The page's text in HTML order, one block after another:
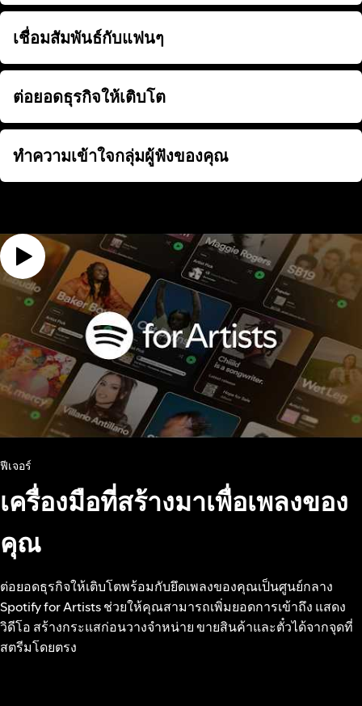
เชื่อมสัมพันธ์กับแฟนๆ
เชื่อมสัมพันธ์กับแฟนๆ
ต่อยอดธุรกิจให้เติบโต
ต่อยอดธุรกิจให้เติบโต
ทำความเข้าใจกลุ่มผู้ฟังของคุณ
ทำความเข้าใจกลุ่มผู้ฟังของคุณ
ฟีเจอร์
เครื่องมือที่สร้างมาเพื่อเพลงของ
คุณ
ต่อยอดธุรกิจให้เติบโตพร้อมกับยึดเพลงของคุณเป็นศูนย์กลาง
Spotify for Artists ช่วยให้คุณสามารถเพิ่มยอดการเข้าถึง แสดง
วิดีโอ สร้างกระแสก่อนวางจำหน่าย ขายสินค้าและตั๋วได้จากจุดที่
สตรีมโดยตรง